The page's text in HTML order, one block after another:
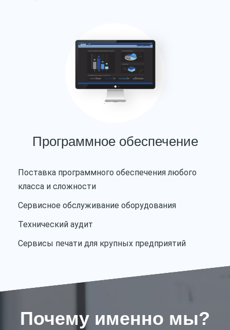
Программное обеспечение
Поставка программного обеспечения любого
класса и сложности
Сервисное обслуживание оборудования
Технический аудит
Сервисы печати для крупных предприятий
Почему именно мы?